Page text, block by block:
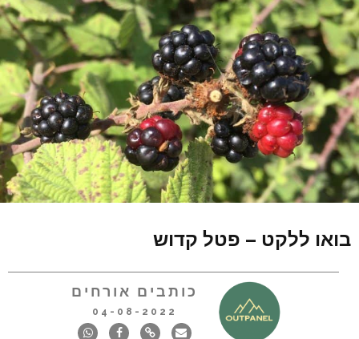
בואו ללקט – פטל קדוש
כותבים אורחים
04-08-2022